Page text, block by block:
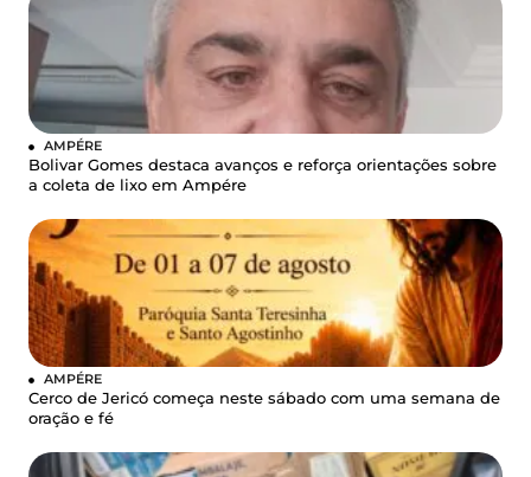
AMPÉRE
Bolivar Gomes destaca avanços e reforça orientações sobre
a coleta de lixo em Ampére
AMPÉRE
Cerco de Jericó começa neste sábado com uma semana de
oração e fé